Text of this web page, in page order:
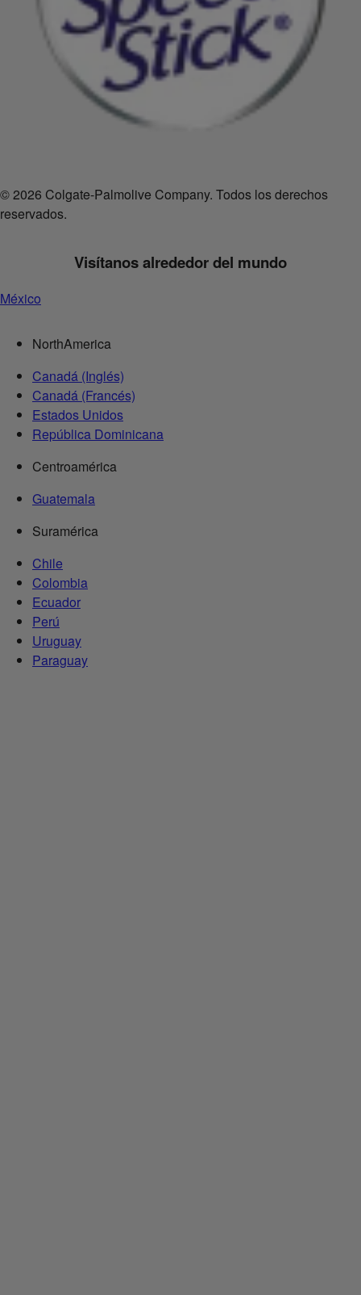
© 2026 Colgate-Palmolive Company. Todos los derechos
reservados.
Visítanos alrededor del mundo
México
NorthAmerica
Canadá (Inglés)
Canadá (Francés)
Estados Unidos
República Dominicana
Centroamérica
Guatemala
Suramérica
Chile
Colombia
Ecuador
Perú
Uruguay
Paraguay